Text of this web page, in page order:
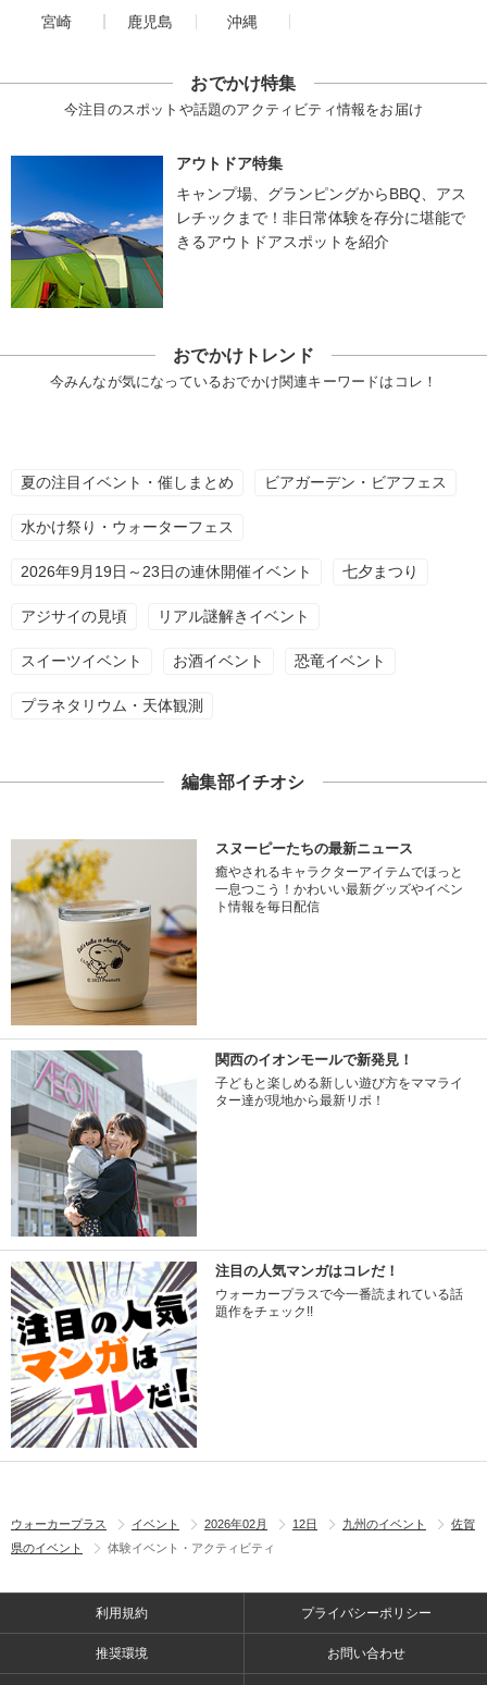
宮崎
鹿児島 沖縄
おでかけ特集
今注目のスポットや話題のアクティビティ情報をお届け
アウトドア特集
キャンプ場、グランピングからBBQ、アス
レチックまで！非日常体験を存分に堪能で
きるアウトドアスポットを紹介
おでかけトレンド
今みんなが気になっているおでかけ関連キーワードはコレ！
夏の注目イベント・催しまとめ ビアガーデン・ビアフェス
水かけ祭り・ウォーターフェス
2026年9月19日～23日の連休開催イベント 七夕まつり
アジサイの見頃 リアル謎解きイベント
スイーツイベント お酒イベント 恐竜イベント
プラネタリウム・天体観測
編集部イチオシ
スヌーピーたちの最新ニュース
癒やされるキャラクターアイテムでほっと
一息つこう！かわいい最新グッズやイベン
ト情報を毎日配信
関西のイオンモールで新発見！
子どもと楽しめる新しい遊び方をママライ
ター達が現地から最新リポ！
注目の人気マンガはコレだ！
ウォーカープラスで今一番読まれている話
題作をチェック!!
ウォーカープラス イベント 2026年02月 12日 九州のイベント
佐賀
県のイベント
体験イベント・アクティビティ
利用規約 プライバシーポリシー
推奨環境 お問い合わせ